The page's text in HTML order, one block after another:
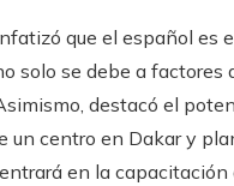
que el español es
solo se debe a
destacó el
un centro en Dakar y
en la